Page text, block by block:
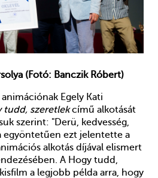
(Fotó: Banczik Róbert)
Egely Kati
tudd, szeretlekcímű alkotását
szerint: "Derü, kedvesség,
egyöntetűen ezt jelentette a
alkotás díjával elismert
A Hogy tudd,
a legjobb példa arra, hogy